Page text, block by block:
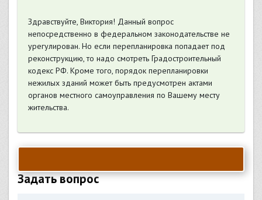
Здравствуйте, Виктория! Данный вопрос
непосредственно в федеральном законодательстве не
урегулирован. Но если перепланировка попадает под
реконструкцию, то надо смотреть Градостроительный
кодекс РФ. Кроме того, порядок перепланировки
нежилых зданий может быть предусмотрен актами
органов местного самоуправления по Вашему месту
жительства.
Задать вопрос